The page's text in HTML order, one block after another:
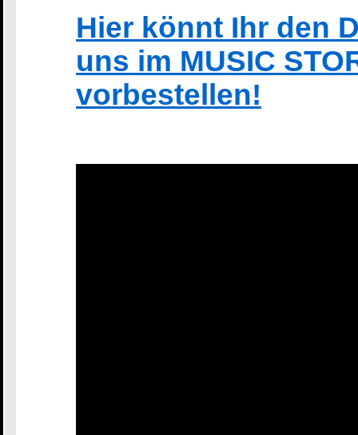
Hier könnt Ihr den
uns im MUSIC
vorbestellen!